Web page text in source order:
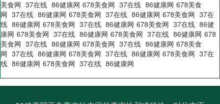
美食网 37在线 86健康网 678美食网 37在线 86健康网 678美食
网 37在线 86健康网 678美食网 37在线 86健康网 678美食网 37在
线 86健康网 678美食网 37在线 86健康网 678美食网 37在线 86健
康网 678美食网 37在线 86健康网 678美食网 37在线 86健康网 678
美食网 37在线 86健康网 678美食网 37在线 86健康网 678美食
网 37在线 86健康网 678美食网 37在线 86健康网 678美食网 37在
线 86健康网 678美食网 37在线 86健康网